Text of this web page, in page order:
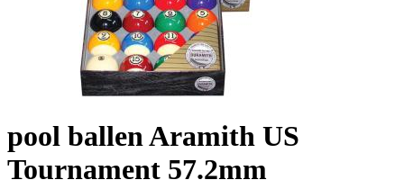
pool ballen Aramith US
Tournament 57.2mm